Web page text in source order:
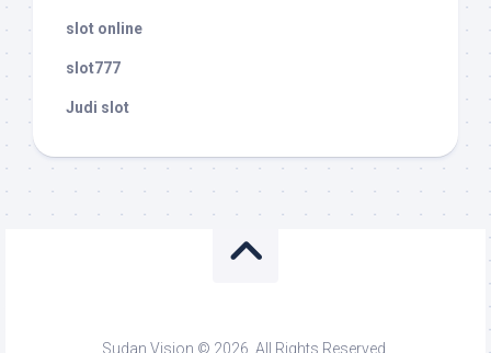
slot online
slot777
Judi slot
Sudan Vision © 2026. All Rights Reserved.